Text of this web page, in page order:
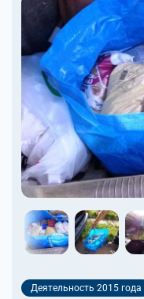
Деятельность 2015 года